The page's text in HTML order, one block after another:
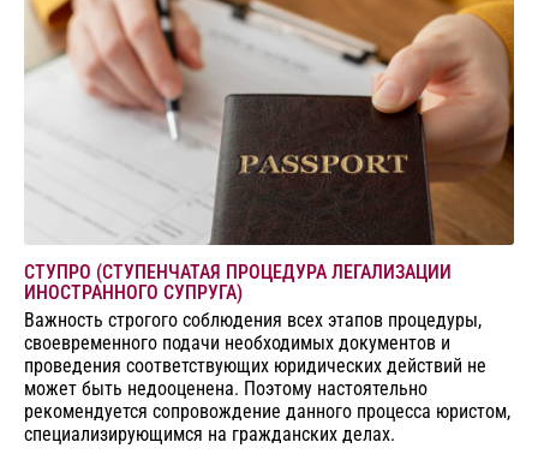
СТУПРО (СТУПЕНЧАТАЯ ПРОЦЕДУРА ЛЕГАЛИЗАЦИИ
ИНОСТРАННОГО СУПРУГА)
Важность строгого соблюдения всех этапов процедуры,
своевременного подачи необходимых документов и
проведения соответствующих юридических действий не
может быть недооценена. Поэтому настоятельно
рекомендуется сопровождение данного процесса юристом,
специализирующимся на гражданских делах.